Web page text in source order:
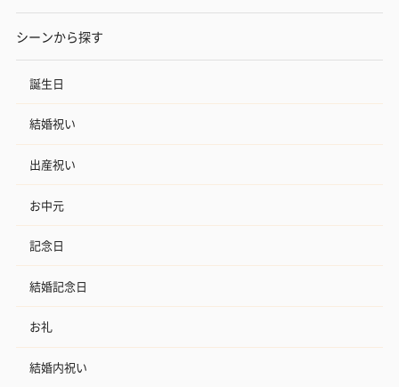
シーンから探す
誕生日
結婚祝い
出産祝い
お中元
記念日
結婚記念日
お礼
結婚内祝い